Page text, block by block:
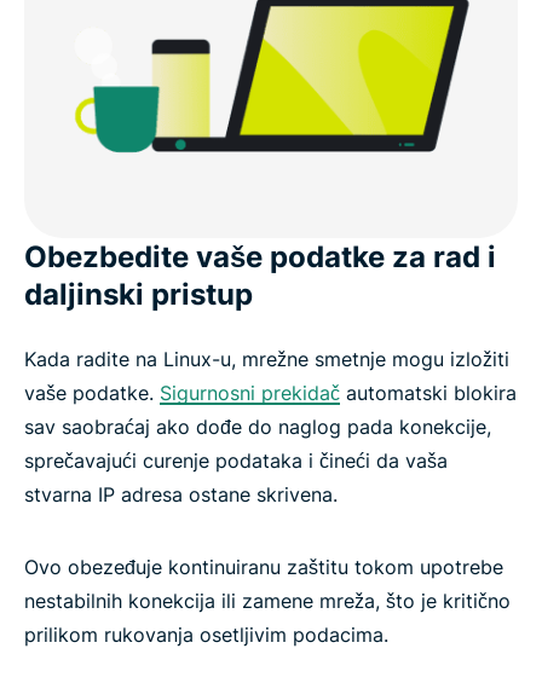
Obezbedite vaše podatke za rad i
daljinski pristup
Kada radite na Linux-u, mrežne smetnje mogu izložiti
vaše podatke. Sigurnosni prekidač automatski blokira
sav saobraćaj ako dođe do naglog pada konekcije,
sprečavajući curenje podataka i čineći da vaša
stvarna IP adresa ostane skrivena.
Ovo obezeđuje kontinuiranu zaštitu tokom upotrebe
nestabilnih konekcija ili zamene mreža, što je kritično
prilikom rukovanja osetljivim podacima.